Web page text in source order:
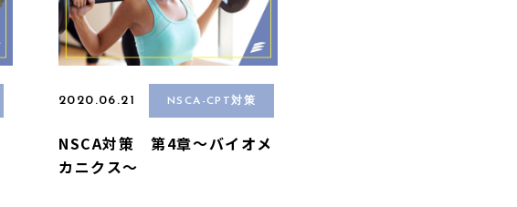
2020.06.21 NSCA-CPT対策
NSCA対策 第4章〜バイオメ
カニクス〜